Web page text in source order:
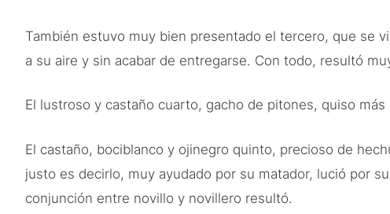
También estuvo muy bien presentado el tercero, que se
a su aire y sin acabar de entregarse. Con todo, resultó
El lustroso y castaño cuarto, gacho de pitones, quiso
El castaño, bociblanco y ojinegro quinto, precioso de
justo es decirlo, muy ayudado por su matador, lució por
conjunción entre novillo y novillero resultó.